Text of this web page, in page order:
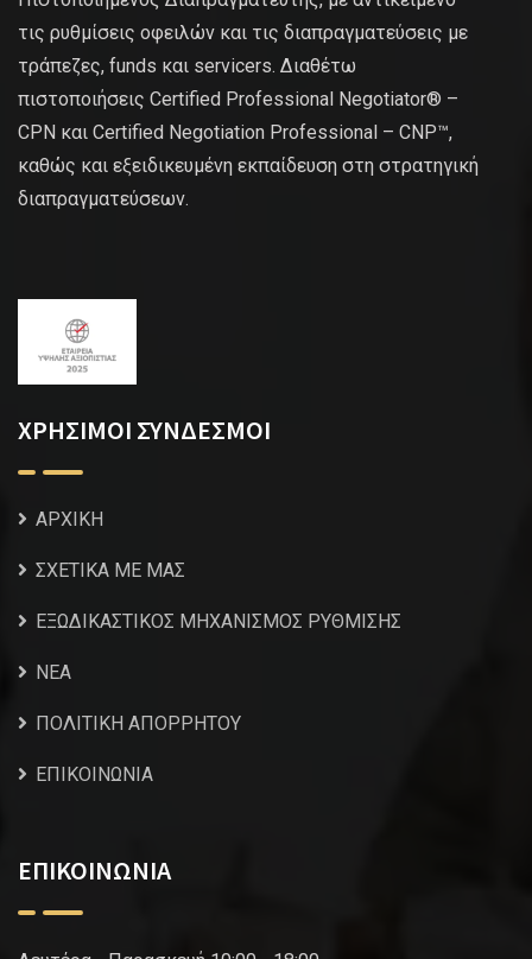
τις ρυθμίσεις οφειλών και τις διαπραγματεύσεις με
τράπεζες, funds και servicers. Διαθέτω
πιστοποιήσεις Certified Professional Negotiator® –
CPN και Certified Negotiation Professional – CNP™,
καθώς και εξειδικευμένη εκπαίδευση στη στρατηγική
διαπραγματεύσεων.
ΧΡΗΣΙΜΟΙ ΣΥΝΔΕΣΜΟΙ
ΑΡΧΙΚΗ
ΣΧΕΤΙΚΑ ΜΕ ΜΑΣ
ΕΞΩΔΙΚΑΣΤΙΚΟΣ ΜΗΧΑΝΙΣΜΟΣ ΡΥΘΜΙΣΗΣ
NEA
ΠΟΛΙΤΙΚΗ ΑΠΟΡΡΗΤΟΥ
ΕΠΙΚΟΙΝΩΝΙΑ
ΕΠΙΚΟΙΝΩΝΙΑ